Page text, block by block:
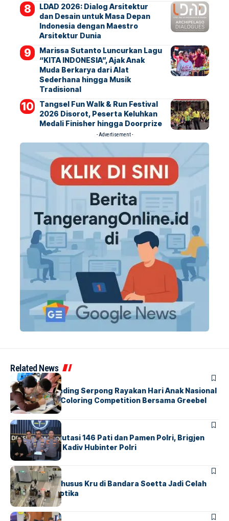
LDAD 2026: Dialog Arsitektur
dan Desain untuk Masa Depan
Indonesia dengan Maestro
Arsitektur Dunia
Marissa Sutanto Luncurkan Lagu
“KITA INDONESIA”, Ajak Anak
Muda Berkarya dari Alat
Sederhana hingga Musik
Tradisional
Tangsel Fun Walk & Run Festival
2026 Disorot, Peserta Keluhkan
Medali Finisher hingga Doorprize
- Advertisement -
Related News
BERITAINDEX
Atria Hotel Gading Serpong Rayakan Hari Anak Nasional
Lewat Family Coloring Competition Bersama Greebel
Indonesia
BERITA
Mabes Polri Mutasi 146 Pati dan Pamen Polri, Brigjen
Untung Jabat Kadiv Hubinter Polri
BANDARABERITA
Ketika Jalur Khusus Kru di Bandara Soetta Jadi Celah
Sindikat Narkotika
BANDARA BERITA